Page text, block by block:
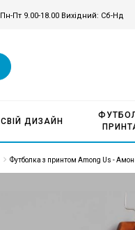
Пн-Пт 9.00-18.00 Вихідний: Сб-Нд
СВІЙ ДИЗАЙН
Футболка з принтом Among Us -